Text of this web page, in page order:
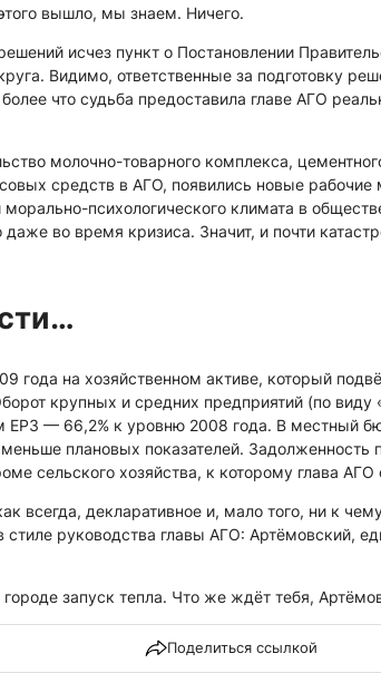
вышло, мы знаем. Ничего.
исчез пункт о Постановлении
Видимо, ответственные за подготовку
что судьба предоставила главе АГО
молочно-товарного комплекса,
средств в АГО, появились новые рабочие
психологического климата в
во время кризиса. Значит, и почти
года на хозяйственном активе, который
крупных и средних предприятий (по
ЕРЗ — 66,2% к уровню 2008 года. В местный
плановых показателей. Задолженность
сельского хозяйства, к которому глава
всегда, декларативное и, мало того, ни к
стиле руководства главы АГО: Артёмовский,
запуск тепла. Что же ждёт тебя,
Поделиться ссылкой